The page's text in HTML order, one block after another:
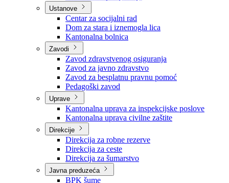
Služba za odnose s javnošću
Služba za zajedničke poslove
Služba za zapošljavanje
Ustanove
Centar za socijalni rad
Dom za stara i iznemogla lica
Kantonalna bolnica
Zavodi
Zavod zdravstvenog osiguranja
Zavod za javno zdravstvo
Zavod za besplatnu pravnu pomoć
Pedagoški zavod
Uprave
Kantonalna uprava za inspekcijske poslove
Kantonalna uprava civilne zaštite
Direkcije
Direkcija za robne rezerve
Direkcija za ceste